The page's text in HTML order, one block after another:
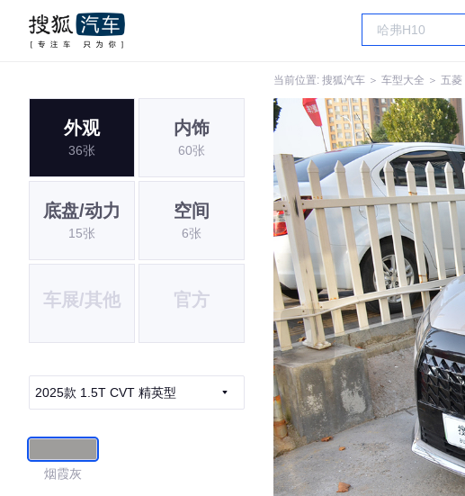
当前位置: 搜狐汽车 ＞ 车型大全 ＞ 五菱
外观
36张
内饰
60张
底盘/动力
15张
空间
6张
车展/其他 官方
2025款 1.5T CVT 精英型
烟霞灰